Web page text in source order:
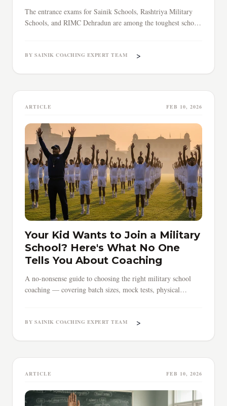
The entrance exams for Sainik Schools, Rashtriya Military
Schools, and RIMC Dehradun are among the toughest school-
BY SAINIK COACHING EXPERT TEAM >
ARTICLE FEB 10, 2026
Your Kid Wants to Join a Military
School? Here's What No One
Tells You About Coaching
A no-nonsense guide to choosing the right military school
coaching — covering batch sizes, mock tests, physical
BY SAINIK COACHING EXPERT TEAM >
ARTICLE FEB 10, 2026